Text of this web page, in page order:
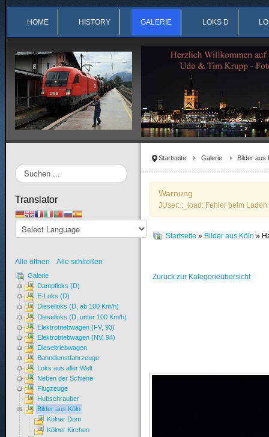
HOME HISTORY GALERIE LOKS D
Startseite Galerie Bilder aus
Warnung
JUser: :_load: Fehler beim
Startseite » Bilder aus Köln »
Zurück zur Kategorieübersicht
Suchen
...
Translator
Alle öffnen Alle schließen
Galerie
Dampfloks (D)
E-Loks (D)
Dieselloks (D, ab 100 Km/h)
Dieselloks (D, unter 100 Km/h)
Elektrotriebwagen (FV, 93)
Elektrotriebwagen (NV, 94)
Dieseltriebwagen
Bahndienstfahrzeuge
Loks aus aller Welt
Neben der Schiene
Flugzeuge
Hubschrauber
Bilder aus Köln
Kölner Dom
Kölner Kirchen